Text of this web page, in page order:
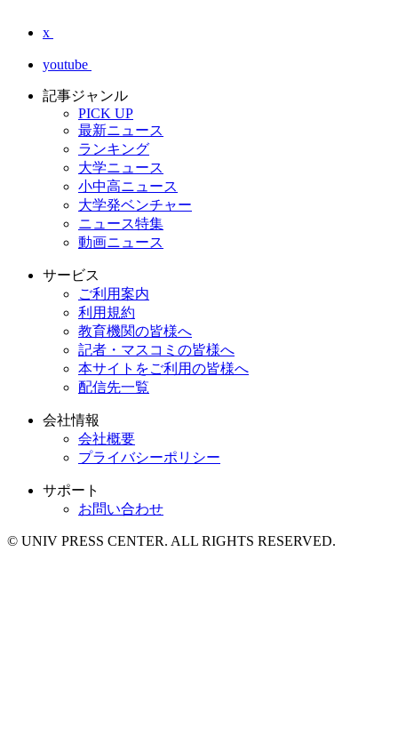
x
youtube
記事ジャンル
PICK UP
最新ニュース
ランキング
大学ニュース
小中高ニュース
大学発ベンチャー
ニュース特集
動画ニュース
サービス
ご利用案内
利用規約
教育機関の皆様へ
記者・マスコミの皆様へ
本サイトをご利用の皆様へ
配信先一覧
会社情報
会社概要
プライバシーポリシー
サポート
お問い合わせ
© UNIV PRESS CENTER. ALL RIGHTS RESERVED.